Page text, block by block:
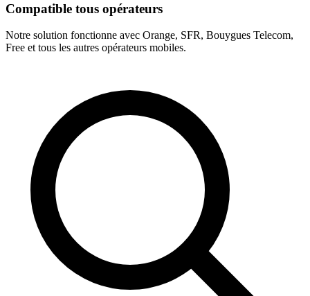
Compatible tous opérateurs
Notre solution fonctionne avec Orange, SFR, Bouygues Telecom,
Free et tous les autres opérateurs mobiles.